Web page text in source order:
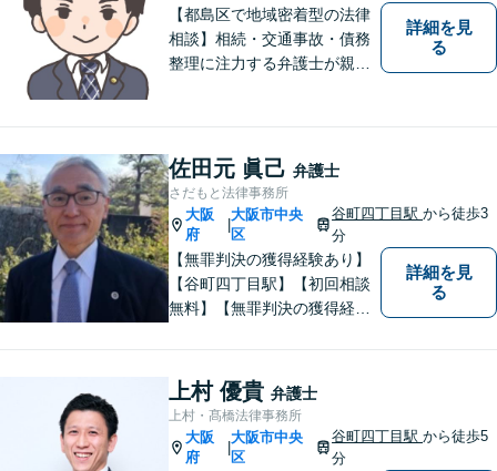
【都島区で地域密着型の法律
相談】相続・交通事故・債務
整理に注力する弁護士が親身
様、まずはお気軽にご連絡く
ださい。初回面談予約受付中
詳細を見
る
佐田元 眞己 弁護士
さだもと法律事務所
大阪
府
|
大阪市中央
区
谷町四丁目駅から徒歩3
分
【無罪判決の獲得経験あり】
【谷町四丁目駅】【初回相談
無料】【無罪判決の獲得経験
不動産／マンショントラブ
ル・法人倒産お任せくださ
い。困っている方の助けにな
れるよう尽力します。
詳細を見
る
上村 優貴 弁護士
上村・髙橋法律事務所
大阪
府
|
大阪市中央
区
谷町四丁目駅から徒歩5
分